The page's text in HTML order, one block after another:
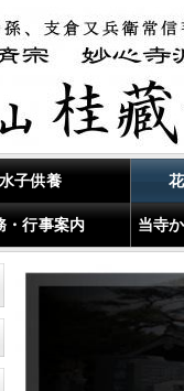
水子供養
・行事案内 当寺